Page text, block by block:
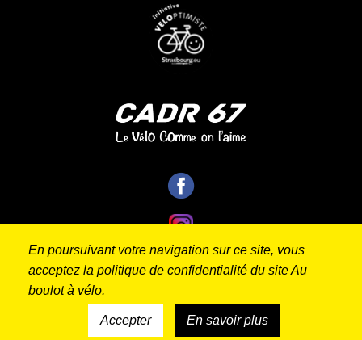
confidentialité
par
En poursuivant votre navigation sur ce site, vous
acceptez la politique de confidentialité du site Au
boulot à vélo.
Accepter En savoir plus